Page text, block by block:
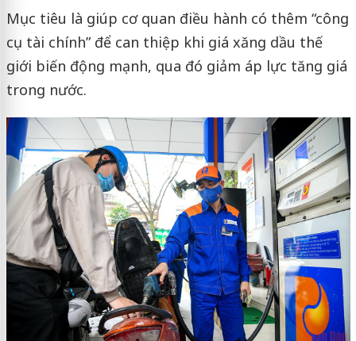
Mục tiêu là giúp cơ quan điều hành có thêm “công
cụ tài chính” để can thiệp khi giá xăng dầu thế
giới biến động mạnh, qua đó giảm áp lực tăng giá
trong nước.